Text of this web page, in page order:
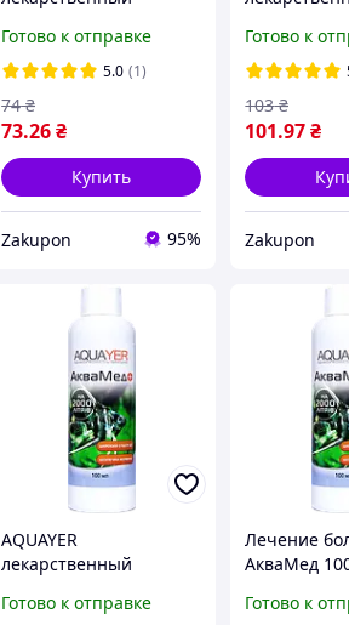
60 мл
Готово к отправке
5.0 (1)
73.26₴
74 ₴
Купить
Zakupon 95%
100 мл
Готово к
101.97₴
103 ₴
Zakupon
AQUAYER
лекарственный
100мл
Готово к отправке
Лечение
АкваМед
паразитов у
Готово к